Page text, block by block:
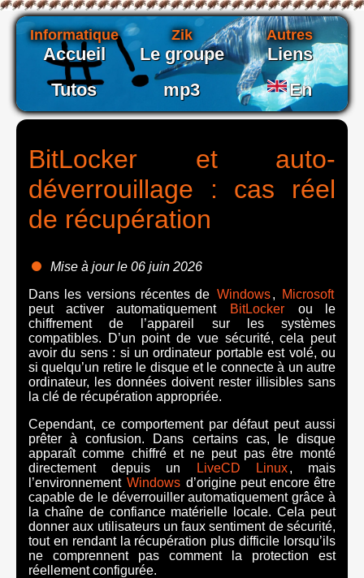
Informatique
Accueil
Tutos
Zik
Le groupe
mp3
Autres
Liens
En
BitLocker et auto-
déverrouillage : cas réel
de récupération
Mise à jour le 06 juin 2026
Dans les versions récentes de Windows,
Microsoft
peut activer automatiquement
BitLocker
ou le
chiffrement de l’appareil sur les systèmes
compatibles. D’un point de vue sécurité, cela peut
avoir du sens : si un ordinateur portable est volé, ou
si quelqu’un retire le disque et le connecte à un autre
ordinateur, les données doivent rester illisibles sans
la clé de récupération appropriée.
Cependant, ce comportement par défaut peut aussi
prêter à confusion. Dans certains cas, le disque
apparaît comme chiffré et ne peut pas être monté
directement depuis un
LiveCD Linux, mais
l’environnement Windows d’origine peut encore être
capable de le déverrouiller automatiquement grâce à
la chaîne de confiance matérielle locale. Cela peut
donner aux utilisateurs un faux sentiment de sécurité,
tout en rendant la récupération plus difficile lorsqu’ils
ne comprennent pas comment la protection est
réellement configurée.